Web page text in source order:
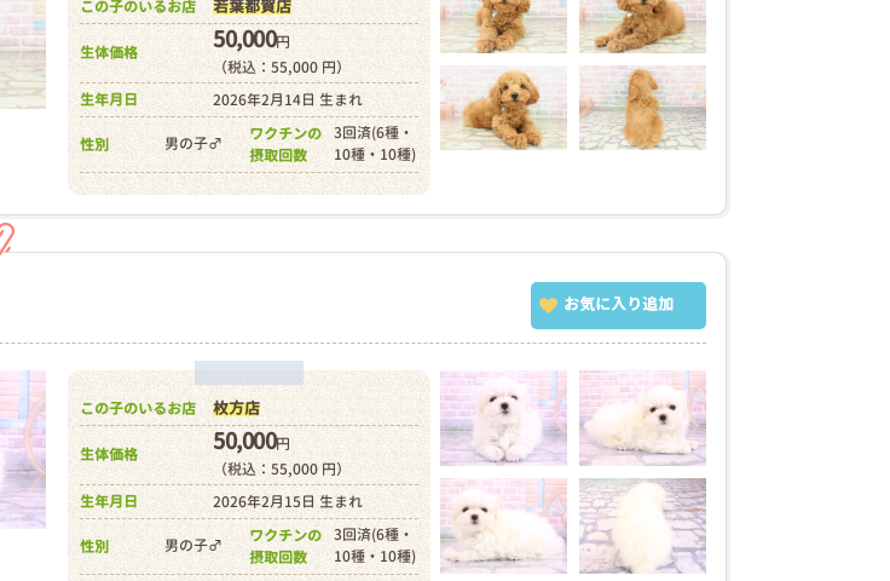
この子のいるお店 若葉都賀店
生体価格 50,000円
（税込：55,000 円）
生年月日
2026年2月14日 生まれ
性別 男の子♂
ワクチンの
摂取回数
3回済(6種・
10種・10種)
お気に入り追加
この子のいるお店 枚方店
生体価格 50,000円
（税込：55,000 円）
生年月日
2026年2月15日 生まれ
性別 男の子♂
ワクチンの
摂取回数
3回済(6種・
10種・10種)